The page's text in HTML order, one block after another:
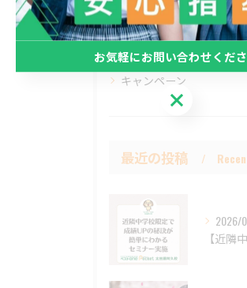
高校生
Pocketプラン
キャンペーン
最近の投稿
2026/
お気軽にお問い合わせくださ
お気軽にお問い合わせくだ